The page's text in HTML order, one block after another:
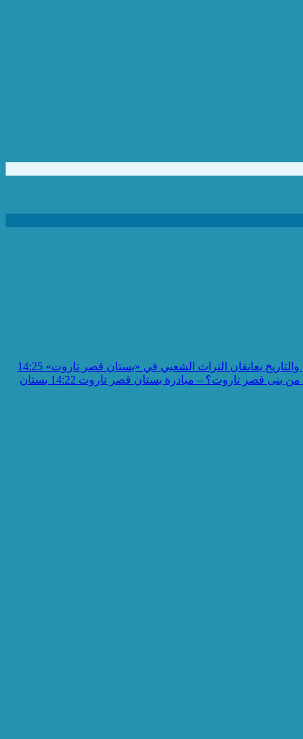
والتاريخ يعانقان التراث الشعبي في «بستان قصر تاروت» 14:25
من بنى قصر تاروت؟ – مبادرة بستان قصر تاروت 14:22 بستان